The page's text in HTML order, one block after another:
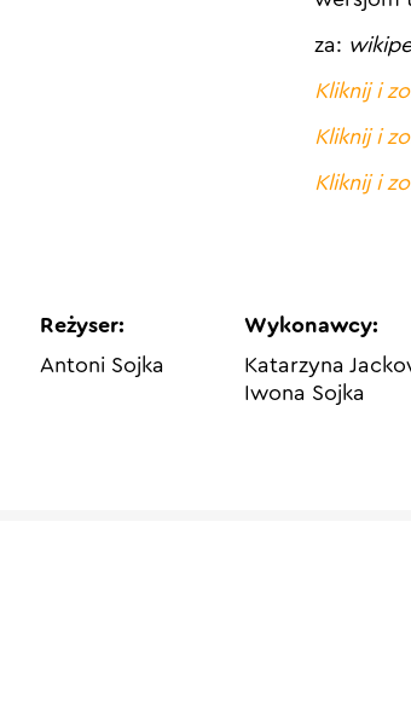
za:
Kliknij i
Kliknij i
Kliknij i
Reżyser:
Antoni Sojka
Wykonawcy:
Katarzyna
Iwona Sojka